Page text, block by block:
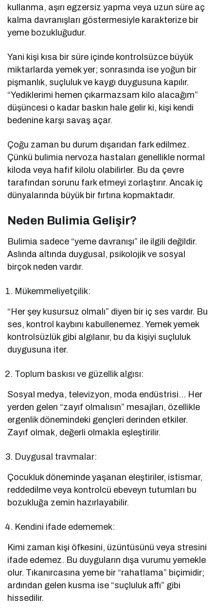
kullanma, aşırı egzersiz yapma veya uzun süre aç
kalma davranışları göstermesiyle karakterize bir
yeme bozukluğudur.
Yani kişi kısa bir süre içinde kontrolsüzce büyük
miktarlarda yemek yer; sonrasında ise yoğun bir
pişmanlık, suçluluk ve kaygı duygusuna kapılır.
“Yediklerimi hemen çıkarmazsam kilo alacağım”
düşüncesi o kadar baskın hale gelir ki, kişi kendi
bedenine karşı savaş açar.
Çoğu zaman bu durum dışarıdan fark edilmez.
Çünkü bulimia nervoza hastaları genellikle normal
kiloda veya hafif kilolu olabilirler. Bu da çevre
tarafından sorunu fark etmeyi zorlaştırır. Ancak iç
dünyalarında büyük bir fırtına kopmaktadır.
Neden Bulimia Gelişir?
Bulimia sadece “yeme davranışı” ile ilgili değildir.
Aslında altında duygusal, psikolojik ve sosyal
birçok neden vardır.
Mükemmeliyetçilik:
“Her şey kusursuz olmalı” diyen bir iç ses vardır. Bu
ses, kontrol kaybını kabullenemez. Yemek yemek
kontrolsüzlük gibi algılanır, bu da kişiyi suçluluk
duygusuna iter.
Toplum baskısı ve güzellik algısı:
Sosyal medya, televizyon, moda endüstrisi… Her
yerden gelen “zayıf olmalısın” mesajları, özellikle
ergenlik dönemindeki gençleri derinden etkiler.
Zayıf olmak, değerli olmakla eşleştirilir.
Duygusal travmalar:
Çocukluk döneminde yaşanan eleştiriler, istismar,
reddedilme veya kontrolcü ebeveyn tutumları bu
bozukluğa zemin hazırlayabilir.
Kendini ifade edememek:
Kimi zaman kişi öfkesini, üzüntüsünü veya stresini
ifade edemez. Bu duyguların dışa vurumu yemekle
olur. Tıkanırcasına yeme bir “rahatlama” biçimidir;
ardından gelen kusma ise “suçluluk affı” gibi
hissedilir.